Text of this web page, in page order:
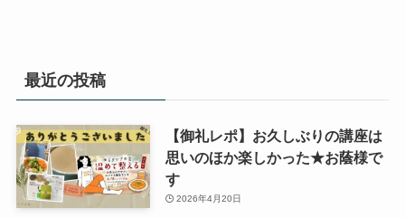
最近の投稿
【御礼レポ】お久しぶりの講座は
思いのほか楽しかった★お蔭様で
す
2026年4月20日